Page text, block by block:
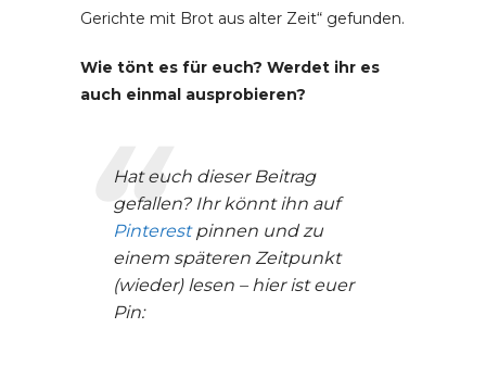
Gerichte mit Brot aus alter Zeit“ gefunden.
Wie tönt es für euch? Werdet ihr es
auch einmal ausprobieren?
Hat euch dieser Beitrag
gefallen? Ihr könnt ihn auf
Pinterestpinnen und zu
einem späteren Zeitpunkt
(wieder) lesen – hier ist euer
Pin: